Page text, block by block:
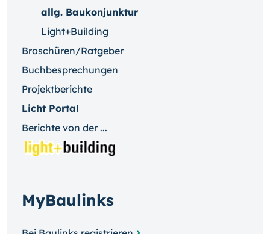
allg. Baukonjunktur
Light+Building
Broschüren/Ratgeber
Buchbesprechungen
Projektberichte
Licht Portal
Berichte von der ...
MyBaulinks